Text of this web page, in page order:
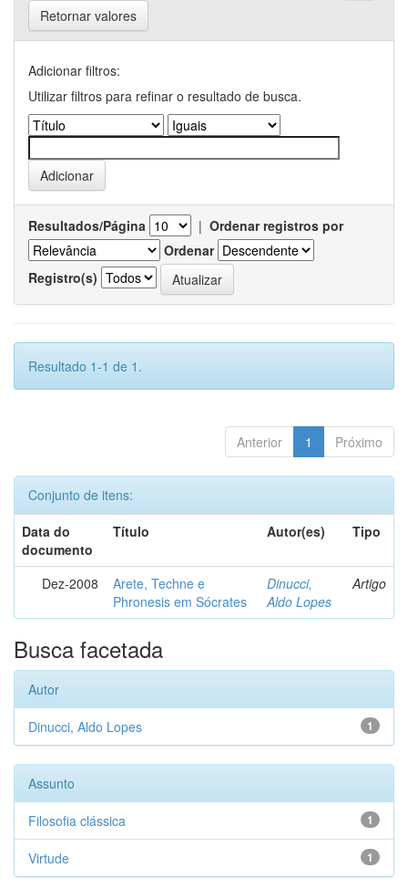
Retornar valores
Adicionar filtros:
Utilizar filtros para refinar o resultado de busca.
Resultados/Página | Ordenar registros por
Ordenar
Registro(s)
Resultado 1-1 de 1.
Anterior 1 Próximo
Conjunto de itens:
Data do
documento
Título Autor(es) Tipo
Dez-2008
Arete, Techne e
Phronesis em Sócrates
Dinucci,
Aldo Lopes
Artigo
Busca facetada
Autor
1
Dinucci, Aldo Lopes
Assunto
1
Filosofia clássica
1
Virtude